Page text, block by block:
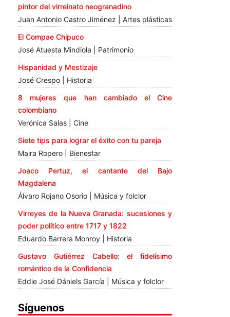
pintor del virreinato neogranadino
Juan Antonio Castro Jiménez | Artes plásticas
El Compae Chipuco
José Atuesta Mindiola | Patrimonio
Hispanidad y Mestizaje
José Crespo | Historia
8 mujeres que han cambiado el Cine
colombiano
Verónica Salas | Cine
Siete tips para lograr el éxito con tu pareja
Maira Ropero | Bienestar
Joaco Pertuz, el cantante del Bajo
Magdalena
Álvaro Rojano Osorio | Música y folclor
Virreyes de la Nueva Granada: sucesiones y
poder político entre 1717 y 1822
Eduardo Barrera Monroy | Historia
Gustavo Gutiérrez Cabello: el fidelísimo
romántico de la Confidencia
Eddie José Dániels García | Música y folclor
Síguenos